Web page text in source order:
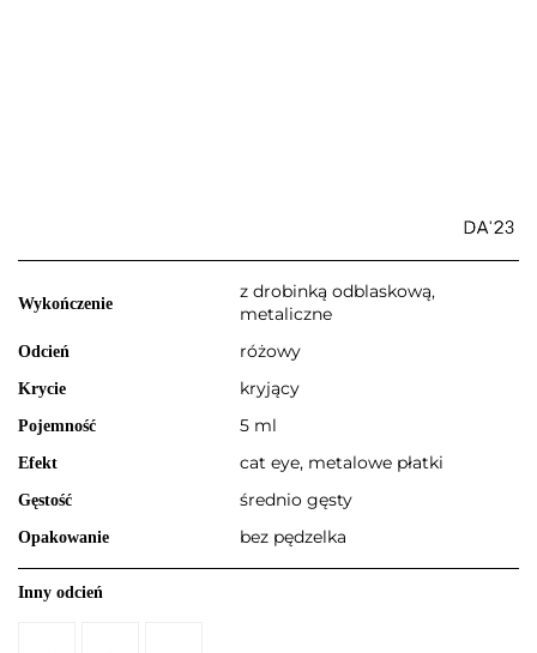
Wykończenie
z drobinką odblaskową,
metaliczne
Odcień różowy
Krycie kryjący
Pojemność 5 ml
Efekt cat eye, metalowe płatki
Gęstość średnio gęsty
Opakowanie bez pędzelka
Inny odcień